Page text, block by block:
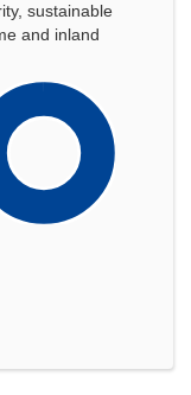
sustainable
and inland